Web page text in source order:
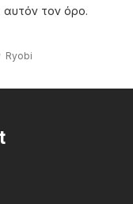
τον όρο.
Ryobi